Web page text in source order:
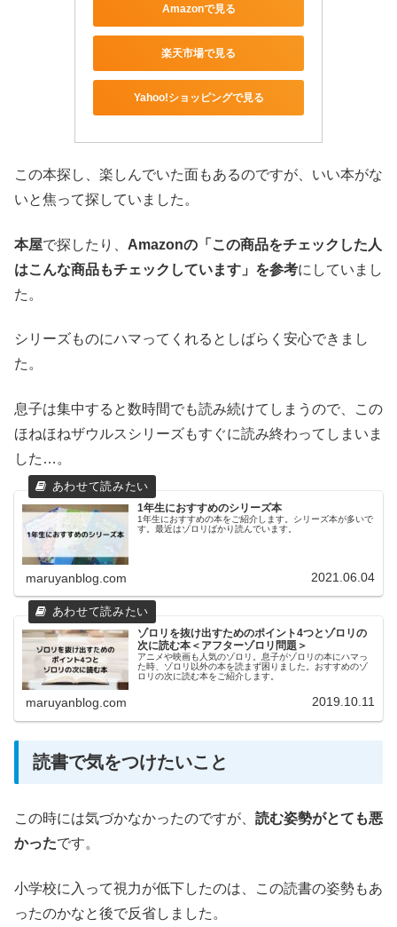
Amazonで見る
楽天市場で見る
Yahoo!ショッピングで見る
この本探し、楽しんでいた面もあるのですが、いい本がな
いと焦って探していました。
本屋で探したり、 Amazonの「この商品をチェックした人
はこんな商品もチェックしています」を参考にしていまし
た。
シリーズものにハマってくれるとしばらく安心できまし
た。
息子は集中すると数時間でも読み続けてしまうので、この
ほねほねザウルスシリーズもすぐに読み終わってしまいま
した…。
1年生におすすめのシリーズ本
1年生におすすめの本をご紹介します。シリーズ本が多いで
す。最近はゾロリばかり読んでいます。
maruyanblog.com 2021.06.04
ゾロリを抜け出すためのポイント4つとゾロリの
次に読む本＜アフターゾロリ問題＞
アニメや映画も人気のゾロリ。息子がゾロリの本にハマっ
た時、ゾロリ以外の本を読まず困りました。おすすめのゾ
ロリの次に読む本をご紹介します。
maruyanblog.com 2019.10.11
読書で気をつけたいこと
この時には気づかなかったのですが、 読む姿勢がとても悪
かったです。
小学校に入って視力が低下したのは、この読書の姿勢もあ
ったのかなと後で反省しました。